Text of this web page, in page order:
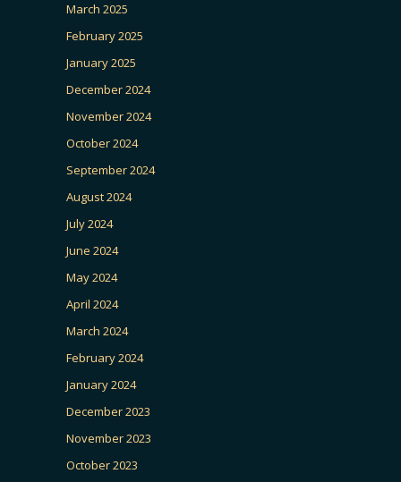
March 2025
February 2025
January 2025
December 2024
November 2024
October 2024
September 2024
August 2024
July 2024
June 2024
May 2024
April 2024
March 2024
February 2024
January 2024
December 2023
November 2023
October 2023